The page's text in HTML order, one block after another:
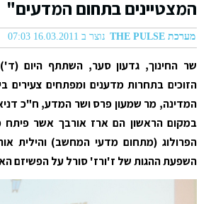
המצטיינים בתחום המדעים"
מערכת THE PULSE נוצר ב 16.03.2011 07:03
שר החינוך, גדעון סער, השתתף היום
הזוכים בתחרות מדענים ומפתחים
המדינה, מר שמעון פרס ושר המדע, ח"כ
במקום הראשון הם ארז אורבך אשר
הפרולוג (מתחום מדעי המחשב) והילית
השפעת ההגות של ז'ורז' סורל על הפשיזם